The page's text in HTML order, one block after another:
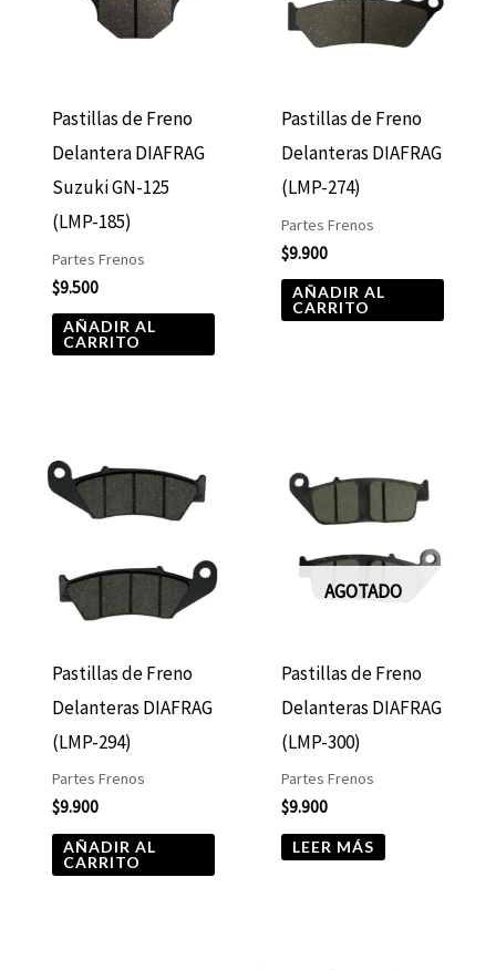
Pastillas de Freno
Delantera DIAFRAG
Suzuki GN-125
(LMP-185)
Partes Frenos
$9.500
AÑADIR AL
CARRITO
Pastillas de Freno
Delanteras DIAFRAG
(LMP-274)
Partes Frenos
$9.900
AÑADIR AL
CARRITO
Pastillas de Freno
Delanteras DIAFRAG
(LMP-294)
Partes Frenos
$9.900
AÑADIR AL
CARRITO
AGOTADO
Pastillas de Freno
Delanteras DIAFRAG
(LMP-300)
Partes Frenos
$9.900
LEER MÁS